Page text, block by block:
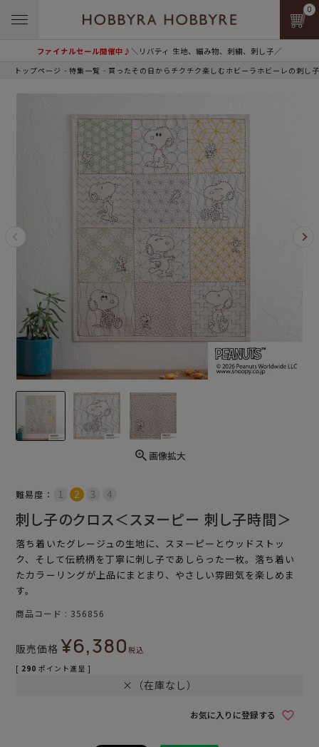
ファイナルセール開催中♪＼リバティ 生地、編み物、刺繍、刺し子／
0
トップページ 特集一覧 買ったその日からチクチク楽しむホビーラホビーレの刺し子
画像拡大
難易度：
刺し子のクロス＜スヌーピー 刺し子時間＞
落ち着いたグレージュの生地に、スヌーピーとウッドストッ
ク、そして伝統柄を丁寧に刺し子であしらった一枚。落ち着い
たカラーリングが上品にまとまり、やさしい雰囲気を楽しめま
す。
商品コード 356856
販売価格 ¥6,380税込
[ 290 ポイント進呈 ]
×（在庫なし）
お気に入りに登録する